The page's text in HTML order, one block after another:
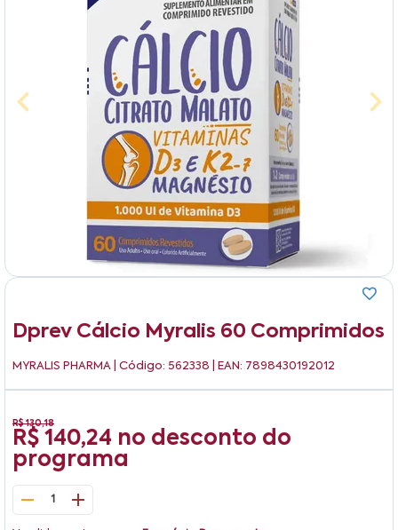
Dprev Cálcio Myralis 60 Comprimidos
MYRALIS PHARMA | Código: 562338 | EAN: 7898430192012
R$ 130,18
R$ 140,24 no desconto do
programa
1